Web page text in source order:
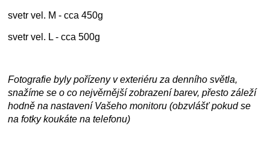
svetr vel. M - cca 450g
svetr vel. L - cca 500g
Fotografie byly pořízeny v exteriéru za denního světla,
snažíme se o co nejvěrnější zobrazení barev, přesto záleží
hodně na nastavení Vašeho monitoru (obzvlášť pokud se
na fotky koukáte na telefonu)